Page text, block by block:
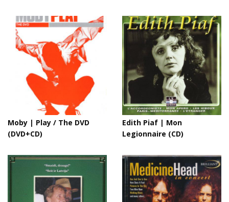
Moby | Play / The DVD
(DVD+CD)
Edith Piaf | Mon
Legionnaire (CD)